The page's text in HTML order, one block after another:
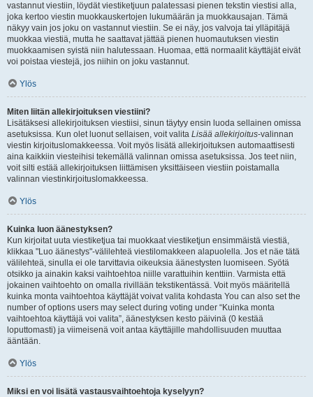
vastannut viestiin, löydät viestiketjuun palatessasi pienen tekstin viestisi alla,
joka kertoo viestin muokkauskertojen lukumäärän ja muokkausajan. Tämä
näkyy vain jos joku on vastannut viestiin. Se ei näy, jos valvoja tai ylläpitäjä
muokkaa viestiä, mutta he saattavat jättää pienen huomautuksen viestin
muokkaamisen syistä niin halutessaan. Huomaa, että normaalit käyttäjät eivät
voi poistaa viestejä, jos niihin on joku vastannut.
Ylös
Miten liitän allekirjoituksen viestiini?
Lisätäksesi allekirjoituksen viestiisi, sinun täytyy ensin luoda sellainen omissa
asetuksissa. Kun olet luonut sellaisen, voit valita Lisää allekirjoitus-valinnan
viestin kirjoituslomakkeessa. Voit myös lisätä allekirjoituksen automaattisesti
aina kaikkiin viesteihisi tekemällä valinnan omissa asetuksissa. Jos teet niin,
voit silti estää allekirjoituksen liittämisen yksittäiseen viestiin poistamalla
valinnan viestinkirjoituslomakkeessa.
Ylös
Kuinka luon äänestyksen?
Kun kirjoitat uuta viestiketjua tai muokkaat viestiketjun ensimmäistä viestiä,
klikkaa "Luo äänestys"-välilehteä viestilomakkeen alapuolella. Jos et näe tätä
välilehteä, sinulla ei ole tarvittavia oikeuksia äänestysten luomiseen. Syötä
otsikko ja ainakin kaksi vaihtoehtoa niille varattuihin kenttiin. Varmista että
jokainen vaihtoehto on omalla rivillään tekstikentässä. Voit myös määritellä
kuinka monta vaihtoehtoa käyttäjät voivat valita kohdasta You can also set the
number of options users may select during voting under “Kuinka monta
vaihtoehtoa käyttäjä voi valita”, äänestyksen kesto päivinä (0 kestää
loputtomasti) ja viimeisenä voit antaa käyttäjille mahdollisuuden muuttaa
ääntään.
Ylös
Miksi en voi lisätä vastausvaihtoehtoja kyselyyn?